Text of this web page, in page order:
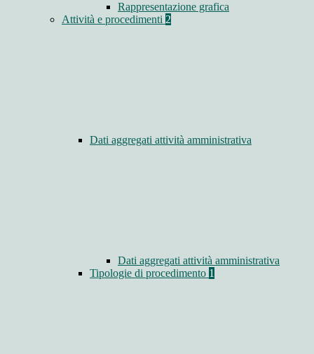
Rappresentazione grafica
Attività e procedimenti 2
Dati aggregati attività amministrativa
Dati aggregati attività amministrativa
Tipologie di procedimento 1